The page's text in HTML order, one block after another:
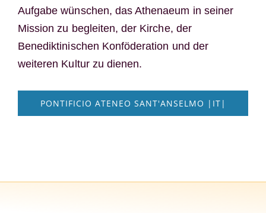
Aufgabe wünschen, das Athenaeum in seiner
Mission zu begleiten, der Kirche, der
Benediktinischen Konföderation und der
weiteren Kultur zu dienen.
PONTIFICIO ATENEO SANT'ANSELMO |IT|